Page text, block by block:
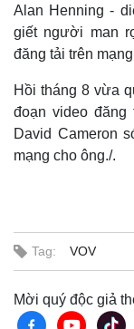
Alan Henning -
giết người man
đăng tải trên
Hồi tháng 8 vừa
đoạn video
David Cameron
mạng cho ông./.
Tag: VOV
Mời quý độc giả